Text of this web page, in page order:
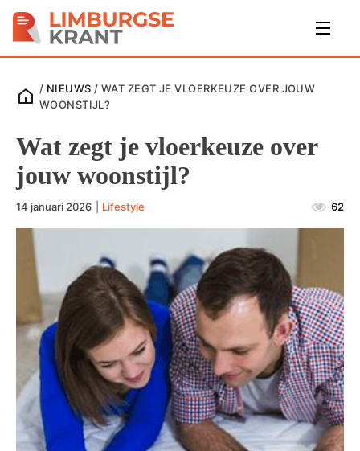
/ NIEUWS / WAT ZEGT JE VLOERKEUZE OVER JOUW
WOONSTIJL?
Wat zegt je vloerkeuze over
jouw woonstijl?
14 januari 2026 Lifestyle 62